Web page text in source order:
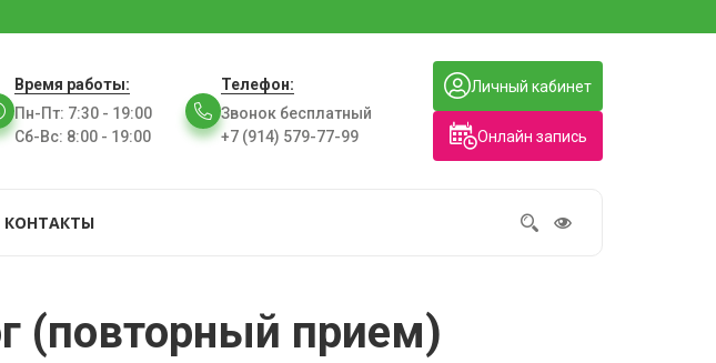
Время работы:
Пн-Пт: 7:30 - 19:00
Сб-Вс: 8:00 - 19:00
Телефон:
Звонок бесплатный
+7 (914) 579-77-99
Онлайн запись
Личный кабинет
КОНТАКТЫ
(повторный прием)